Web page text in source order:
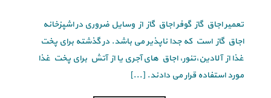
تعمیر اجاق گاز گوفر اجاق گاز از وسایل ضروری در اشپزخانه
اجاق گاز است که جدا ناپذیر می باشد. در گذشته برای پخت
غذا از آلادین،تنور، اجاق های آجری یا از آتش برای پخت غذا
مورد استفاده قرار می دادند. [...]